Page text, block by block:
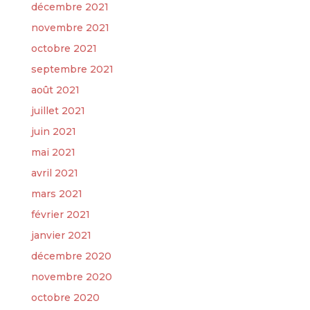
décembre 2021
novembre 2021
octobre 2021
septembre 2021
août 2021
juillet 2021
juin 2021
mai 2021
avril 2021
mars 2021
février 2021
janvier 2021
décembre 2020
novembre 2020
octobre 2020